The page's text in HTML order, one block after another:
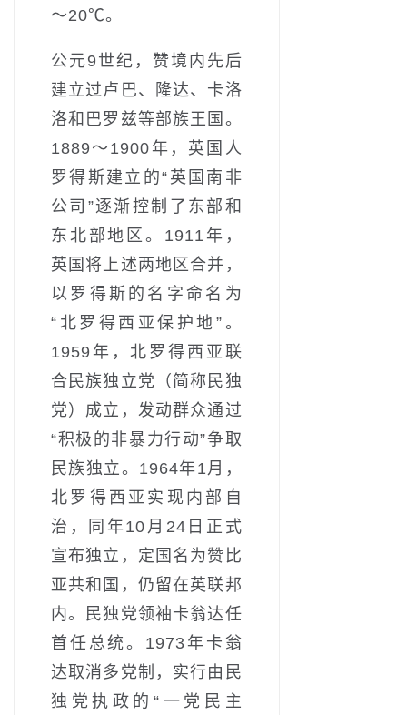
～20℃。
公元9世纪，赞境内先后
建立过卢巴、隆达、卡洛
洛和巴罗兹等部族王国。
1889～1900年，英国人
罗得斯建立的“英国南非
公司”逐渐控制了东部和
东北部地区。1911年，
英国将上述两地区合并，
以罗得斯的名字命名为
“北罗得西亚保护地”。
1959年，北罗得西亚联
合民族独立党（简称民独
党）成立，发动群众通过
“积极的非暴力行动”争取
民族独立。1964年1月，
北罗得西亚实现内部自
治，同年10月24日正式
宣布独立，定国名为赞比
亚共和国，仍留在英联邦
内。民独党领袖卡翁达任
首任总统。1973年卡翁
达取消多党制，实行由民
独党执政的“一党民主